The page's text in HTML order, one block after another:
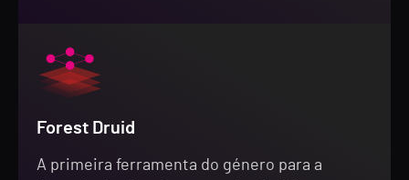
Forest Druid
A primeira ferramenta do género para a